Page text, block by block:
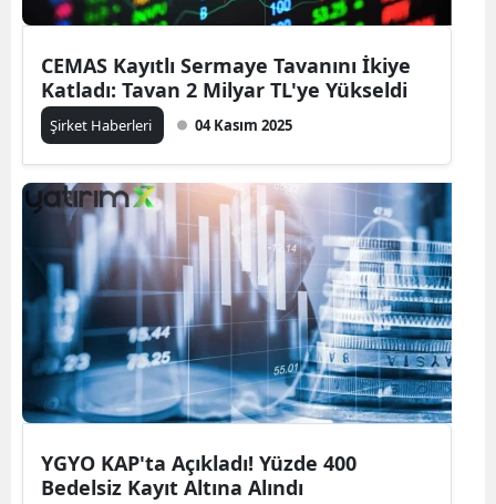
CEMAS Kayıtlı Sermaye Tavanını İkiye
Katladı: Tavan 2 Milyar TL'ye Yükseldi
Şirket Haberleri 04 Kasım 2025
YGYO KAP'ta Açıkladı! Yüzde 400
Bedelsiz Kayıt Altına Alındı